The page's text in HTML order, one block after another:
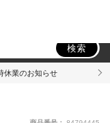
検索
休業のお知らせ